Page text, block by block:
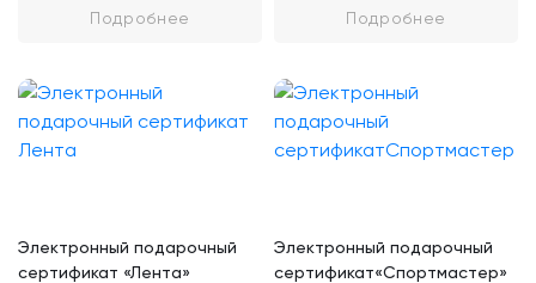
Подробнее Подробнее
Электронный подарочный
сертификат «Лента»
Электронный подарочный
сертификат«Спортмастер»